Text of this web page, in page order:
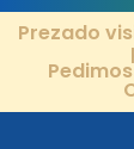
Prezado